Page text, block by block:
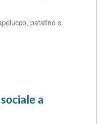
patatine e
a